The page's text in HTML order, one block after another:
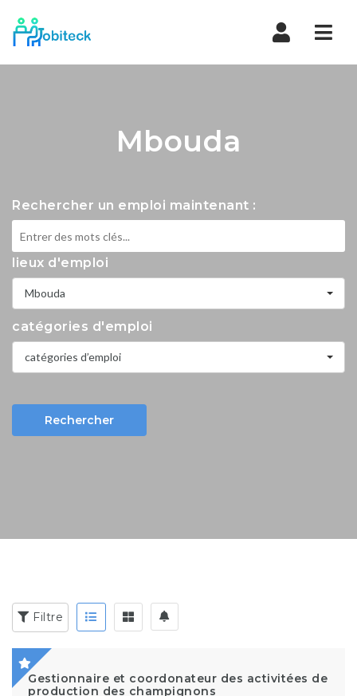
Mbouda
Rechercher un emploi maintenant :
lieux d'emploi
Mbouda
catégories d'emploi
catégories d’emploi
Rechercher
Filtre
Gestionnaire et coordonateur des activitées de
production des champignons